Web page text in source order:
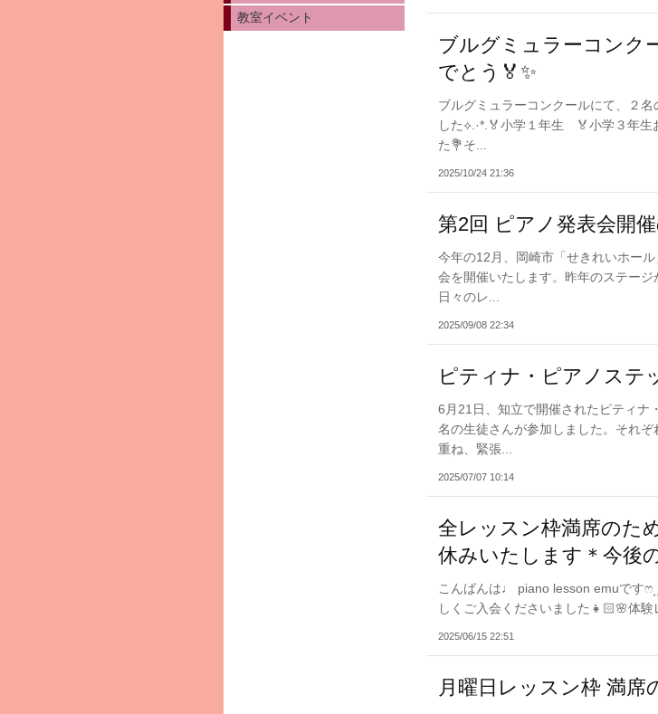
ブルグミュラーコンク
でとう🏅✨
ブルグミュラーコンクールにて、２
した⟡.·*.🏅小学１年生 🏅小学３年生
た💐そ...
2025/10/24 21:36
第2回 ピアノ発表会開
今年の12月、岡崎市「せきれいホー
会を開催いたします。昨年のステージ
日々のレ...
2025/09/08 22:34
ピティナ・ピアノステ
6月21日、知立で開催されたピティナ
名の生徒さんが参加しました。それ
重ね、緊張...
2025/07/07 10:14
全レッスン枠満席のた
休みいたします＊今後
こんばんは♩ piano lesson emuです
しくご入会くださいました👧🏻🌸体験
2025/06/15 22:51
月曜日レッスン枠 満
教室イベント